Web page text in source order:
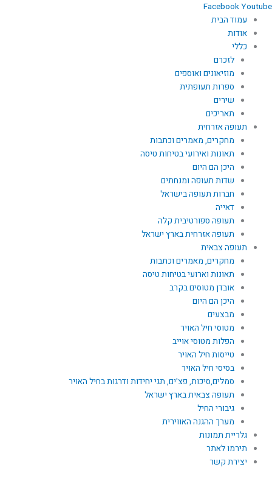
FacebookYoutube
עמוד הבית
אודות
כללי
לזכרם
מוזיאונים ואוספים
ספרות תעופתית
שירים
תאריכים
תעופה אזרחית
מחקרים, מאמרים וכתבות
תאונות ואירועי בטיחות טיסה
היכן הם היום
שדות תעופה ומנחתים
חברות תעופה בישראל
דאייה
תעופה ספורטיבית קלה
תעופה אזרחית בארץ ישראל
תעופה צבאית
מחקרים, מאמרים וכתבות
תאונות וארועי בטיחות טיסה
אובדן מטוסים בקרב
היכן הם היום
מבצעים
מטוסי חיל האויר
הפלות מטוסי אוייב
טייסות חיל האויר
בסיסי חיל האויר
סמלים,סיכות, פצ'ים, תגי יחידות ודרגות בחיל האויר
תעופה צבאית בארץ ישראל
גיבורי החיל
מערך ההגנה האווירית
גלריית תמונות
תירמו לאתר
יצירת קשר